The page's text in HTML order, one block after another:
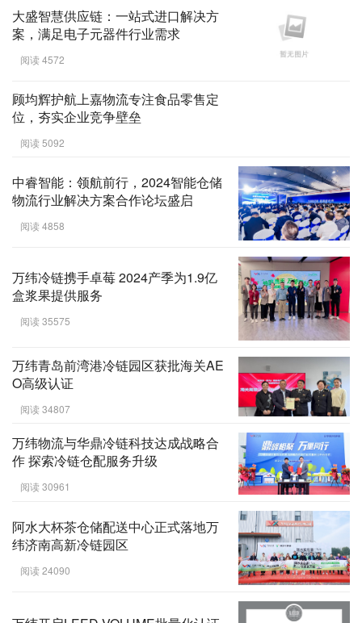
大盛智慧供应链：一站式进口解决方
案，满足电子元器件行业需求
阅读 4572
顾均辉护航上嘉物流专注食品零售定
位，夯实企业竞争壁垒
阅读 5092
中睿智能：领航前行，2024智能仓储
物流行业解决方案合作论坛盛启
阅读 4858
万纬冷链携手卓莓 2024产季为1.9亿
盒浆果提供服务
阅读 35575
万纬青岛前湾港冷链园区获批海关AE
O高级认证
阅读 34807
万纬物流与华鼎冷链科技达成战略合
作 探索冷链仓配服务升级
阅读 30961
阿水大杯茶仓储配送中心正式落地万
纬济南高新冷链园区
阅读 24090